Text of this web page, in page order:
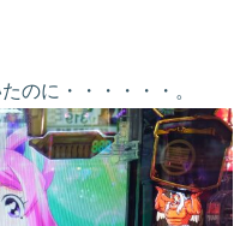
のに・・・・・・。